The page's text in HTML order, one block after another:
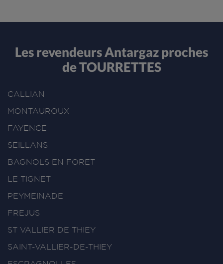
Les revendeurs Antargaz proches
de TOURRETTES
CALLIAN
MONTAUROUX
FAYENCE
SEILLANS
BAGNOLS EN FORET
LE TIGNET
PEYMEINADE
FREJUS
ST VALLIER DE THIEY
SAINT-VALLIER-DE-THIEY